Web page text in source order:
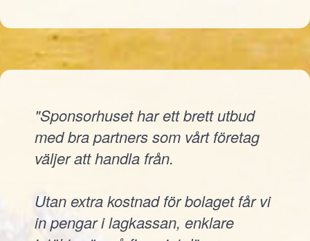
"Sponsorhuset har ett brett utbud
med bra partners som vårt företag
väljer att handla från.
Utan extra kostnad för bolaget får vi
in pengar i lagkassan, enklare